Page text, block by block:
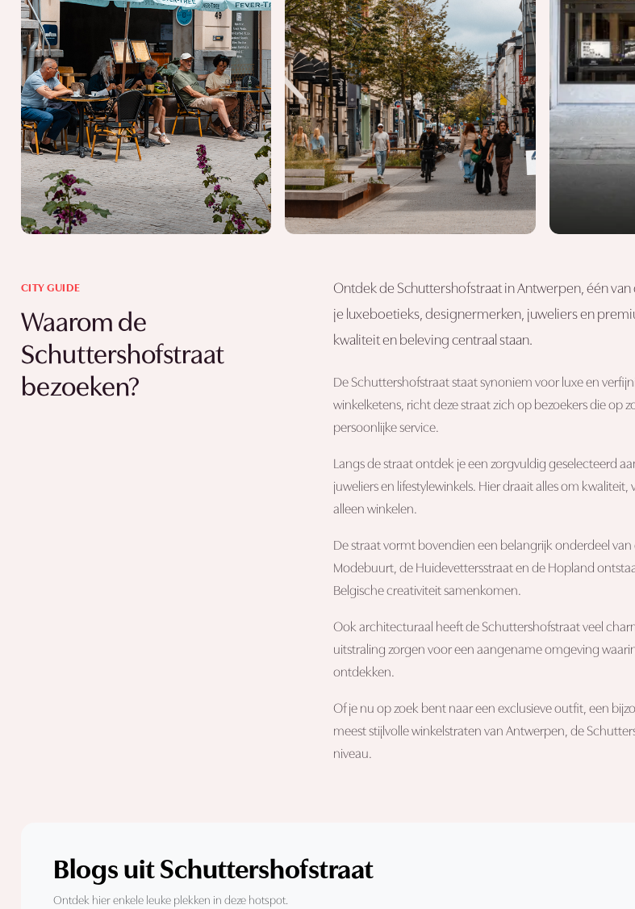
CITY GUIDE
Waarom de
Schuttershofstraat
bezoeken?
Ontdek de Schuttershofstraat in Antwerpen, één
je luxeboetieks, designermerken, juweliers en
kwaliteit en beleving centraal staan.
De Schuttershofstraat staat synoniem voor luxe en
winkelketens, richt deze straat zich op bezoekers die op
persoonlijke service.
Langs de straat ontdek je een zorgvuldig geselecteerd
juweliers en lifestylewinkels. Hier draait alles om
alleen winkelen.
De straat vormt bovendien een belangrijk onderdeel
Modebuurt, de Huidevettersstraat en de Hopland
Belgische creativiteit samenkomen.
Ook architecturaal heeft de Schuttershofstraat veel
uitstraling zorgen voor een aangename omgeving
ontdekken.
Of je nu op zoek bent naar een exclusieve outfit, een
meest stijlvolle winkelstraten van Antwerpen, de
niveau.
Blogs uit Schuttershofstraat
Ontdek hier enkele leuke plekken in deze hotspot.